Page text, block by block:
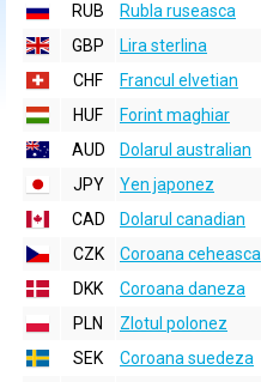
RUB
Rubla ruseasca
GBP
Lira sterlina
CHF
Francul elvetian
HUF
Forint maghiar
AUD
Dolarul australian
JPY
Yen japonez
CAD
Dolarul canadian
CZK
Coroana ceheasca
DKK
Coroana daneza
PLN
Zlotul polonez
SEK
Coroana suedeza